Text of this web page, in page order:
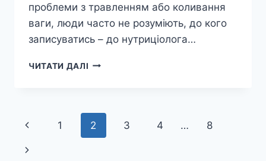
проблеми з травленням або коливання
ваги, люди часто не розуміють, до кого
записуватись – до нутриціолога…
ЧИТАТИ ДАЛІ РІЗНИЦЯ
ТЕРАПЕВТОМ
Навігація
за
Попередня
сторінка
1 2 3 4 … 8
Наступна